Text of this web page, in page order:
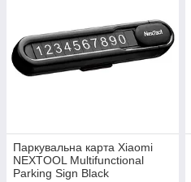
Паркувальна карта Xiaomi
NEXTOOL Multifunctional
Parking Sign Black